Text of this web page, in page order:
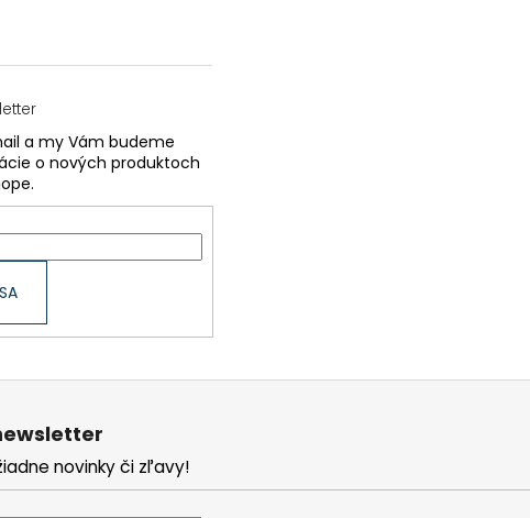
a my Vám budeme
o nových produktoch
novinky či zľavy!